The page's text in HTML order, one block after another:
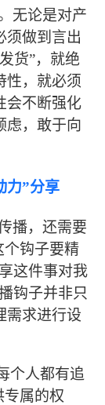
无论是对产
须做到言出
货”，就绝
性，就必须
会不断强化
虑，敢于向
力”分享
播，还需要
个钩子要精
这件事对我
钩子并非只
需求进行设
个人都有追
专属的权